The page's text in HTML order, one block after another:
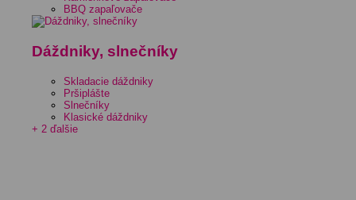
BBQ zapaľovače
Dáždniky, slnečníky
Skladacie dáždniky
Pršiplášte
Slnečníky
Klasické dáždniky
+ 2 ďalšie